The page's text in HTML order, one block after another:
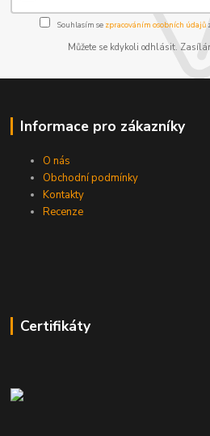
Souhlasím se zpracováním osobních údajů
Můžete se kdykoli odhlásit.
Informace pro zákazníky
O nás
Obchodní podmínky
Kontakty
Recenze
Certifikáty